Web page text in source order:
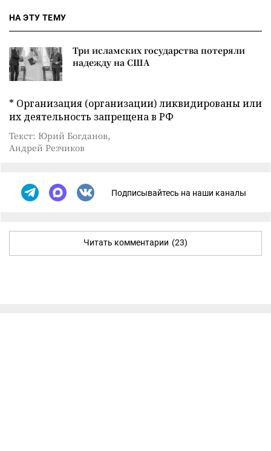
НА ЭТУ ТЕМУ
Три исламских государства потеряли
надежду на США
* Организация (организации) ликвидированы или
их деятельность запрещена в РФ
Текст: Юрий Богданов,
Андрей Резчиков
Подписывайтесь на наши каналы
Читать комментарии (23)